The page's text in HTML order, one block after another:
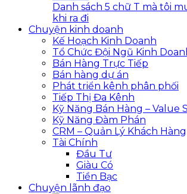
Danh sách 5 chữ T mà tôi
khi ra đi
Chuyện kinh doanh
Kế Hoạch Kinh Doanh
Tổ Chức Đội Ngũ Kinh
Bán Hàng Trực Tiếp
Bán hàng dự án
Phát triển kênh phân phối
Tiếp Thị Đa Kênh
Kỹ Năng Bán Hàng – Value
Kỹ Năng Đàm Phán
CRM – Quản Lý Khách Hàng
Tài Chính
Đầu Tư
Giàu Có
Tiền Bạc
Chuyện lãnh đạo